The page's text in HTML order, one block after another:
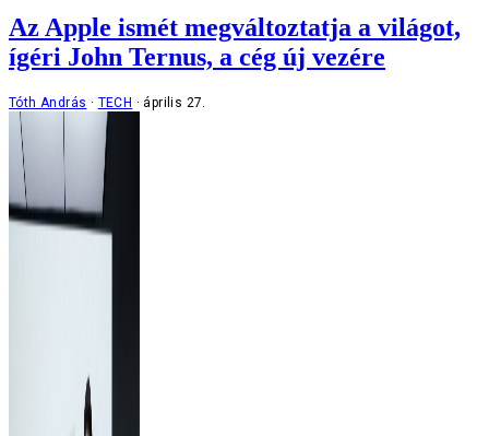
Az Apple ismét megváltoztatja a világot,
ígéri John Ternus, a cég új vezére
Tóth András TECH április 27.